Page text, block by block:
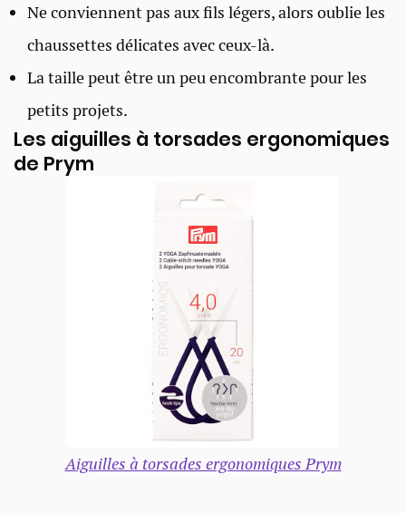
Ne conviennent pas aux fils légers, alors oublie les
chaussettes délicates avec ceux-là.
La taille peut être un peu encombrante pour les
petits projets.
Les aiguilles à torsades ergonomiques
de Prym
Aiguilles à torsades ergonomiques Prym